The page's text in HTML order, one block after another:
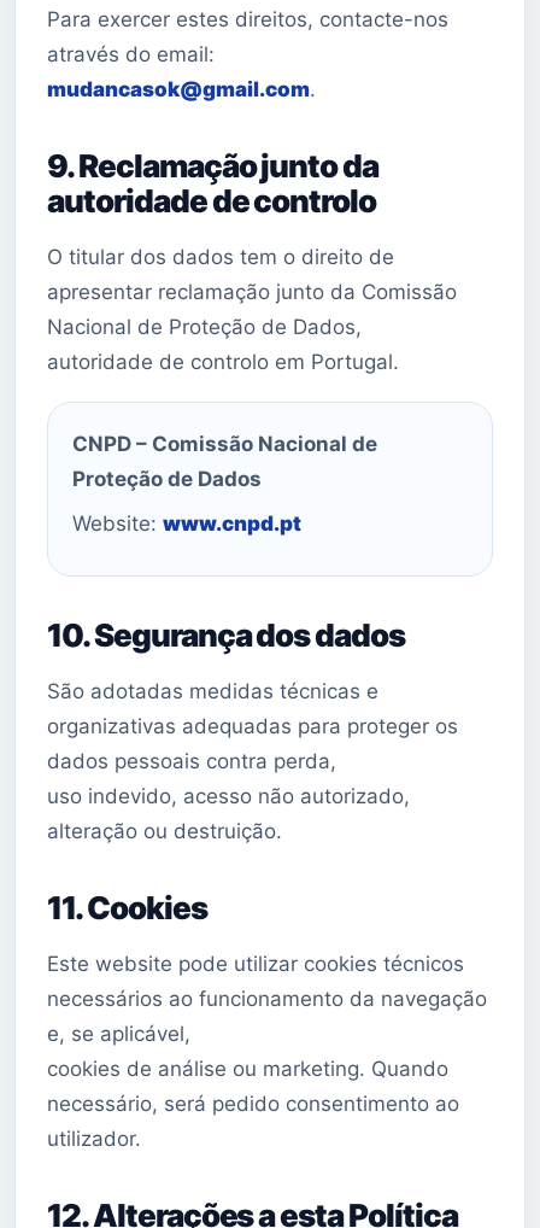
Para exercer estes direitos, contacte-nos
através do email:
mudancasok@gmail.com.
9. Reclamação junto da
autoridade de controlo
O titular dos dados tem o direito de
apresentar reclamação junto da Comissão
Nacional de Proteção de Dados,
autoridade de controlo em Portugal.
CNPD – Comissão Nacional de
Proteção de Dados
Website: www.cnpd.pt
10. Segurança dos dados
São adotadas medidas técnicas e
organizativas adequadas para proteger os
dados pessoais contra perda,
uso indevido, acesso não autorizado,
alteração ou destruição.
11. Cookies
Este website pode utilizar cookies técnicos
necessários ao funcionamento da navegação
e, se aplicável,
cookies de análise ou marketing. Quando
necessário, será pedido consentimento ao
utilizador.
12. Alterações a esta Política